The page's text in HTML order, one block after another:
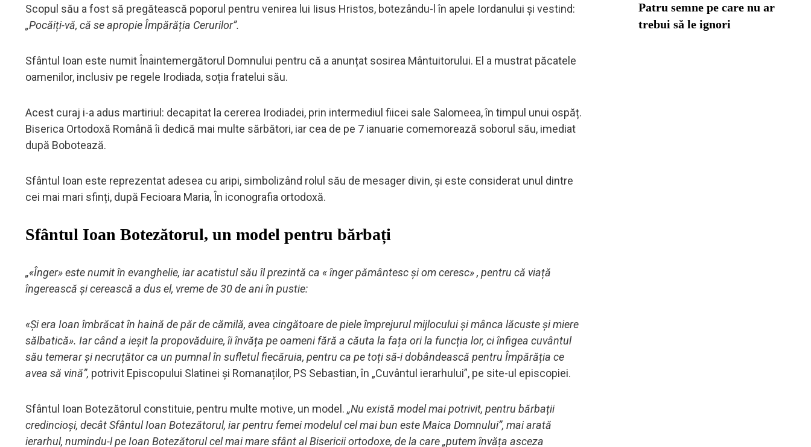
Scopul său a fost să pregătească poporul pentru venirea lui Iisus Hristos, botezându-l în apele Iordanului și vestind:
„Pocăiți-vă, că se apropie Împărăția Cerurilor”.
Sfântul Ioan este numit Înaintemergătorul Domnului pentru că a anunțat sosirea Mântuitorului. El a mustrat păcatele
oamenilor, inclusiv pe regele Irodiada, soția fratelui său.
Acest curaj i-a adus martiriul: decapitat la cererea Irodiadei, prin intermediul fiicei sale Salomeea, în timpul unui ospăț.
Biserica Ortodoxă Română îi dedică mai multe sărbători, iar cea de pe 7 ianuarie comemorează soborul său, imediat
după Bobotează.
Sfântul Ioan este reprezentat adesea cu aripi, simbolizând rolul său de mesager divin, și este considerat unul dintre
cei mai mari sfinți, după Fecioara Maria, În iconografia ortodoxă.
Sfântul Ioan Botezătorul, un model pentru bărbați
„«Înger» este numit în evanghelie, iar acatistul său îl prezintă ca « înger pământesc și om ceresc» , pentru că viață
îngerească și cerească a dus el, vreme de 30 de ani în pustie:
«Și era Ioan îmbrăcat în haină de păr de cămilă, avea cingătoare de piele împrejurul mijlocului și mânca lăcuste și miere
sălbatică». Iar când a ieșit la propovăduire, îi învăța pe oameni fără a căuta la fața ori la funcția lor, ci înfigea cuvântul
său temerar și necruțător ca un pumnal în sufletul fiecăruia, pentru ca pe toți să-i dobândească pentru Împărăția ce
avea să vină”, potrivit Episcopului Slatinei și Romanaților, PS Sebastian, în „Cuvântul ierarhului”, pe site-ul episcopiei.
Sfântul Ioan Botezătorul constituie, pentru multe motive, un model. „Nu există model mai potrivit, pentru bărbații
credincioși, decât Sfântul Ioan Botezătorul, iar pentru femei modelul cel mai bun este Maica Domnului”, mai arată
ierarhul, numindu-l pe Ioan Botezătorul cel mai mare sfânt al Bisericii ortodoxe, de la care „putem învăța asceza
Patru semne pe care nu ar
trebui să le ignori